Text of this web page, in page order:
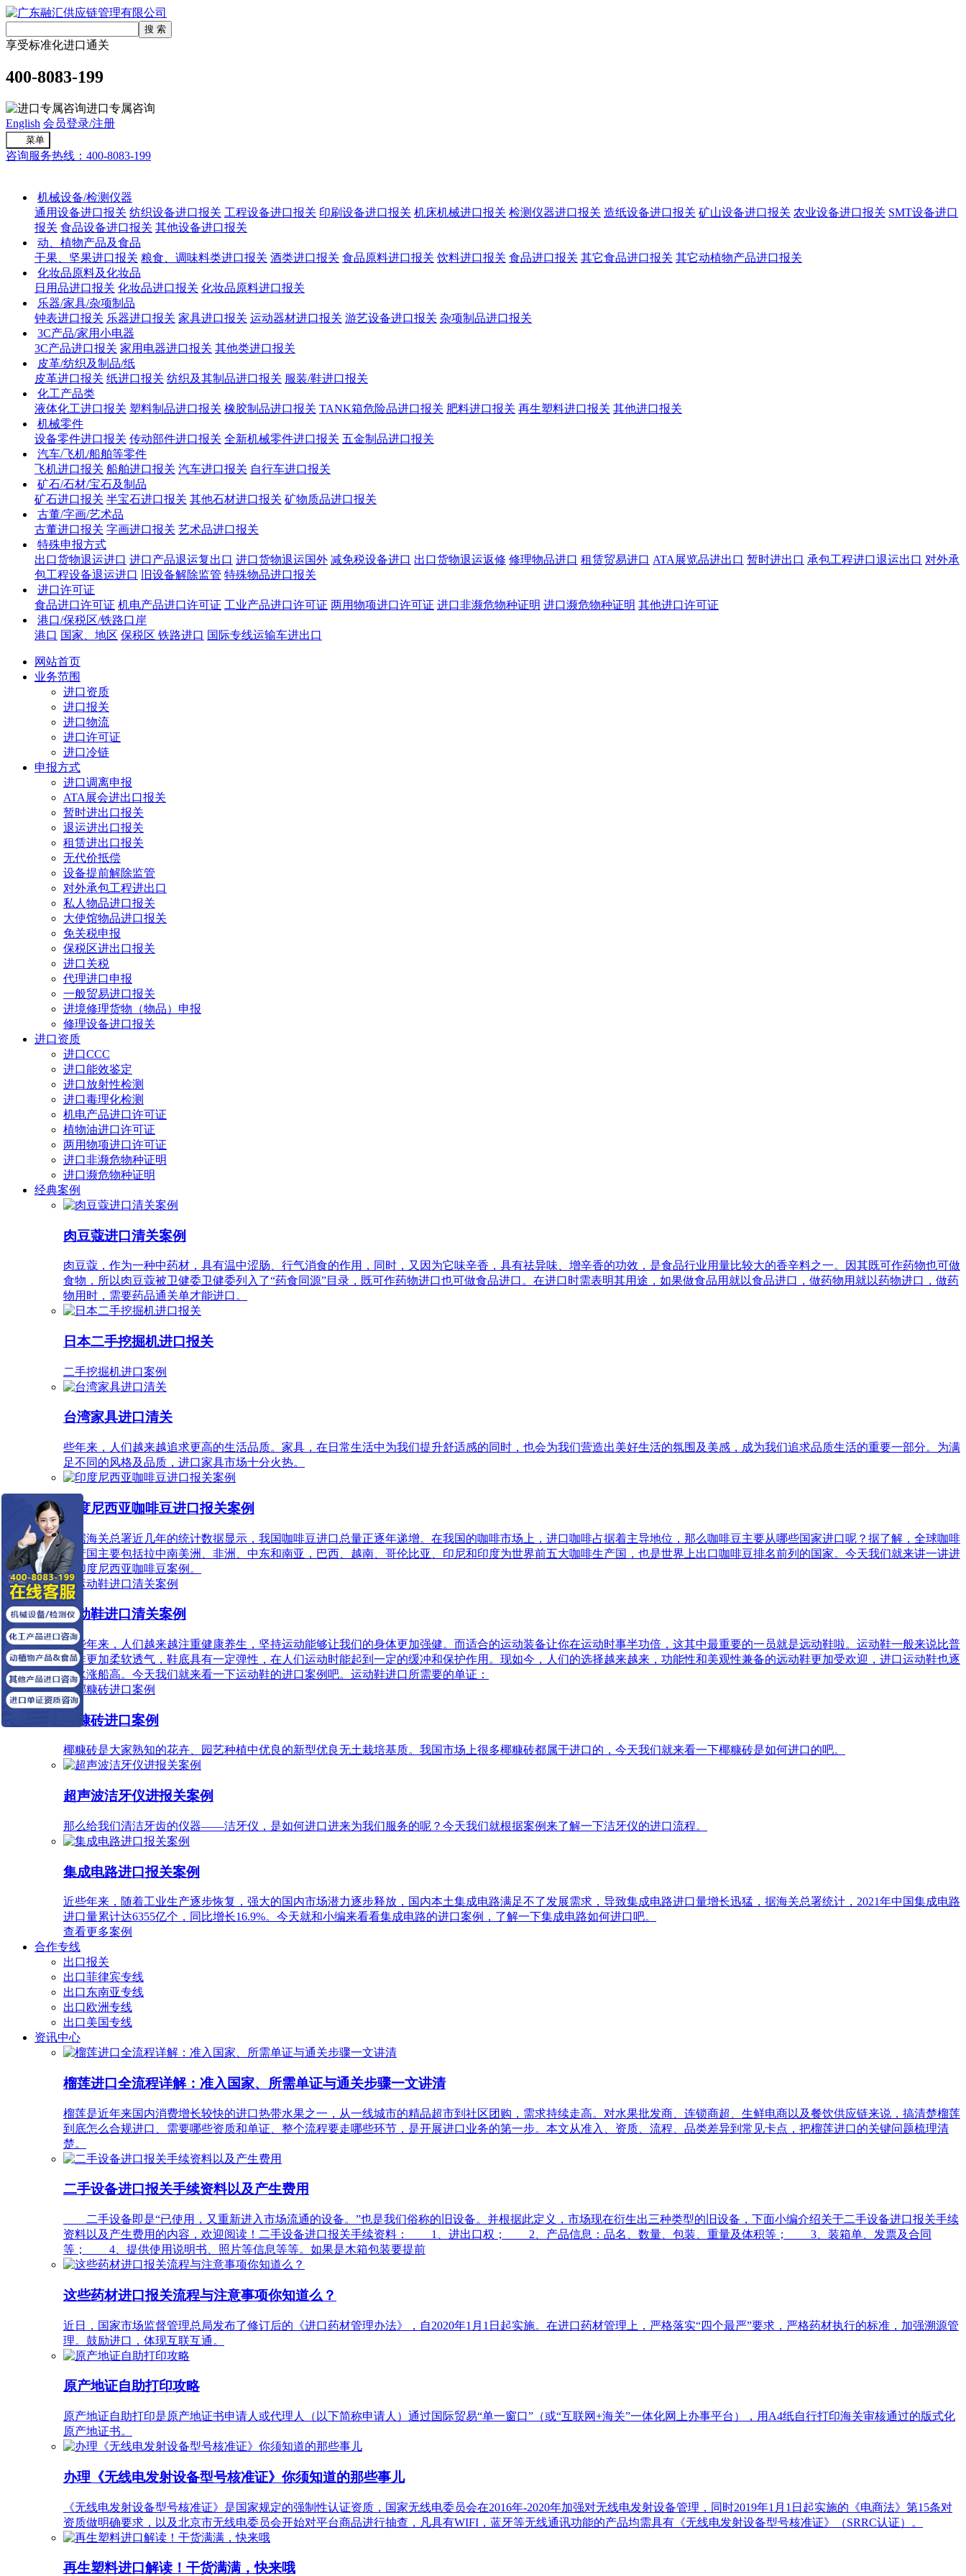
享受标准化进口通关
400-8083-199
进口专属咨询
English 会员登录/注册
菜单
咨询服务热线：400-8083-199
机械设备/检测仪器
通用设备进口报关 纺织设备进口报关 工程设备进口报关 印刷设备进口报关 机床机械进口报关 检测仪器进口报关 造纸设备进口报关 矿山设备进口报关 农业设备进口报关 SMT设备进口
报关 食品设备进口报关 其他设备进口报关
动、植物产品及食品
干果、坚果进口报关 粮食、调味料类进口报关 酒类进口报关 食品原料进口报关 饮料进口报关 食品进口报关 其它食品进口报关 其它动植物产品进口报关
化妆品原料及化妆品
日用品进口报关 化妆品进口报关 化妆品原料进口报关
乐器/家具/杂项制品
钟表进口报关 乐器进口报关 家具进口报关 运动器材进口报关 游艺设备进口报关 杂项制品进口报关
3C产品/家用小电器
3C产品进口报关 家用电器进口报关 其他类进口报关
皮革/纺织及制品/纸
皮革进口报关 纸进口报关 纺织及其制品进口报关 服装/鞋进口报关
化工产品类
液体化工进口报关 塑料制品进口报关 橡胶制品进口报关 TANK箱危险品进口报关 肥料进口报关 再生塑料进口报关 其他进口报关
机械零件
设备零件进口报关 传动部件进口报关 全新机械零件进口报关 五金制品进口报关
汽车/飞机/船舶等零件
飞机进口报关 船舶进口报关 汽车进口报关 自行车进口报关
矿石/石材/宝石及制品
矿石进口报关 半宝石进口报关 其他石材进口报关 矿物质品进口报关
古董/字画/艺术品
古董进口报关 字画进口报关 艺术品进口报关
特殊申报方式
出口货物退运进口 进口产品退运复出口 进口货物退运国外 减免税设备进口 出口货物退运返修 修理物品进口 租赁贸易进口 ATA展览品进出口 暂时进出口 承包工程进口退运出口 对外承
包工程设备退运进口
旧设备解除监管 特殊物品进口报关
进口许可证
食品进口许可证 机电产品进口许可证 工业产品进口许可证 两用物项进口许可证 进口非濒危物种证明 进口濒危物种证明 其他进口许可证
港口/保税区/铁路口岸
港口 国家、地区 保税区 铁路进口 国际专线运输车进出口
网站首页
业务范围
进口资质
进口报关
进口物流
进口许可证
进口冷链
申报方式
进口调离申报
ATA展会进出口报关
暂时进出口报关
退运进出口报关
租赁进出口报关
无代价抵偿
设备提前解除监管
对外承包工程进出口
私人物品进口报关
大使馆物品进口报关
免关税申报
保税区进出口报关
进口关税
代理进口申报
一般贸易进口报关
进境修理货物（物品）申报
修理设备进口报关
进口资质
进口CCC
进口能效鉴定
进口放射性检测
进口毒理化检测
机电产品进口许可证
植物油进口许可证
两用物项进口许可证
进口非濒危物种证明
进口濒危物种证明
经典案例
肉豆蔻进口清关案例
肉豆蔻，作为一种中药材，具有温中涩肠、行气消食的作用，同时，又因为它味辛香，具有祛异味、增辛香的功效，是食品行业用量比较大的香辛料之一。因其既可作药物也可做
食物，所以肉豆蔻被卫健委卫健委列入了“药食同源”目录，既可作药物进口也可做食品进口。在进口时需表明其用途，如果做食品用就以食品进口，做药物用就以药物进口，做药
物用时，需要药品通关单才能进口。
日本二手挖掘机进口报关
二手挖掘机进口案例
台湾家具进口清关
些年来，人们越来越追求更高的生活品质。家具，在日常生活中为我们提升舒适感的同时，也会为我们营造出美好生活的氛围及美感，成为我们追求品质生活的重要一部分。为满
足不同的风格及品质，进口家具市场十分火热。
印度尼西亚咖啡豆进口报关案例
根据海关总署近几年的统计数据显示，我国咖啡豆进口总量正逐年递增。在我国的咖啡市场上，进口咖啡占据着主导地位，那么咖啡豆主要从哪些国家进口呢？据了解，全球咖啡
生产国主要包括拉中南美洲、非洲、中东和南亚，巴西、越南、哥伦比亚、印尼和印度为世界前五大咖啡生产国，也是世界上出口咖啡豆排名前列的国家。今天我们就来讲一讲进
口印度尼西亚咖啡豆案例。
运动鞋进口清关案例
近些年来，人们越来越注重健康养生，坚持运动能够让我们的身体更加强健。而适合的运动装备让你在运动时事半功倍，这其中最重要的一员就是远动鞋啦。运动鞋一般来说比普
通鞋更加柔软透气，鞋底具有一定弹性，在人们运动时能起到一定的缓冲和保护作用。现如今，人们的选择越来越来，功能性和美观性兼备的远动鞋更加受欢迎，进口运动鞋也逐
渐水涨船高。今天我们就来看一下运动鞋的进口案例吧。运动鞋进口所需要的单证：
椰糠砖进口案例
椰糠砖是大家熟知的花卉、园艺种植中优良的新型优良无土栽培基质。我国市场上很多椰糠砖都属于进口的，今天我们就来看一下椰糠砖是如何进口的吧。
超声波洁牙仪进报关案例
那么给我们清洁牙齿的仪器——洁牙仪，是如何进口进来为我们服务的呢？今天我们就根据案例来了解一下洁牙仪的进口流程。
集成电路进口报关案例
近些年来，随着工业生产逐步恢复，强大的国内市场潜力逐步释放，国内本土集成电路满足不了发展需求，导致集成电路进口量增长迅猛，据海关总署统计，2021年中国集成电路
进口量累计达6355亿个，同比增长16.9%。今天就和小编来看看集成电路的进口案例，了解一下集成电路如何进口吧。
查看更多案例
合作专线
出口报关
出口菲律宾专线
出口东南亚专线
出口欧洲专线
出口美国专线
资讯中心
榴莲进口全流程详解：准入国家、所需单证与通关步骤一文讲清
榴莲是近年来国内消费增长较快的进口热带水果之一，从一线城市的精品超市到社区团购，需求持续走高。对水果批发商、连锁商超、生鲜电商以及餐饮供应链来说，搞清楚榴莲
到底怎么合规进口、需要哪些资质和单证、整个流程要走哪些环节，是开展进口业务的第一步。本文从准入、资质、流程、品类差异到常见卡点，把榴莲进口的关键问题梳理清
楚。
二手设备进口报关手续资料以及产生费用
二手设备即是“已使用，又重新进入市场流通的设备。”也是我们俗称的旧设备。并根据此定义，市场现在衍生出三种类型的旧设备，下面小编介绍关于二手设备进口报关手续
资料以及产生费用的内容，欢迎阅读！二手设备进口报关手续资料： 1、进出口权； 2、产品信息：品名、数量、包装、重量及体积等； 3、装箱单、发票及合同
等； 4、提供使用说明书、照片等信息等等。如果是木箱包装要提前
这些药材进口报关流程与注意事项你知道么？
近日，国家市场监督管理总局发布了修订后的《进口药材管理办法》，自2020年1月1日起实施。在进口药材管理上，严格落实“四个最严”要求，严格药材执行的标准，加强溯源管
理。鼓励进口，体现互联互通。
原产地证自助打印攻略
原产地证自助打印是原产地证书申请人或代理人（以下简称申请人）通过国际贸易“单一窗口”（或“互联网+海关”一体化网上办事平台），用A4纸自行打印海关审核通过的版式化
原产地证书。
办理《无线电发射设备型号核准证》你须知道的那些事儿
《无线电发射设备型号核准证》是国家规定的强制性认证资质，国家无线电委员会在2016年-2020年加强对无线电发射设备管理，同时2019年1月1日起实施的《电商法》第15条对
资质做明确要求，以及北京市无线电委员会开始对平台商品进行抽查，凡具有WIFI，蓝牙等无线通讯功能的产品均需具有《无线电发射设备型号核准证》（SRRC认证）。
再生塑料进口解读！干货满满，快来哦